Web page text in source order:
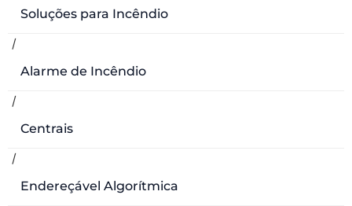
Soluções para Incêndio
/
Alarme de Incêndio
/
Centrais
/
Endereçável Algorítmica